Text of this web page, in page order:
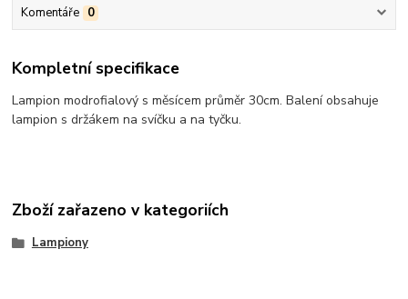
Komentáře 0
Kompletní specifikace
Lampion modrofialový s měsícem průměr 30cm. Balení obsahuje
lampion s držákem na svíčku a na tyčku.
Zboží zařazeno v kategoriích
Lampiony